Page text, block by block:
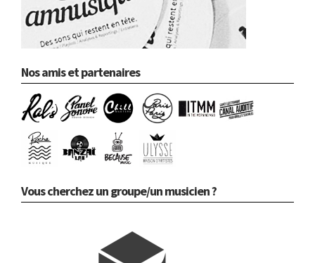
Nos amis et partenaires
Vous cherchez un groupe/un musicien ?